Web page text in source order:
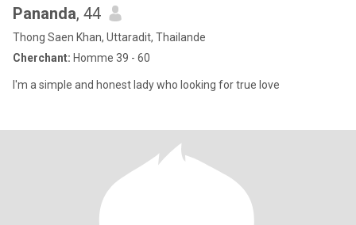
Pananda, 44
Thong Saen Khan, Uttaradit, Thailande
Cherchant: Homme 39 - 60
I'm a simple and honest lady who looking for true love